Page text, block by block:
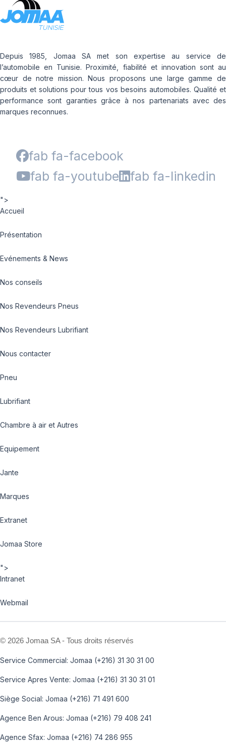
Depuis 1985, Jomaa SA met son expertise au service de
l’automobile en Tunisie. Proximité, fiabilité et innovation sont au
cœur de notre mission. Nous proposons une large gamme de
produits et solutions pour tous vos besoins automobiles. Qualité et
performance sont garanties grâce à nos partenariats avec des
marques reconnues.
fab fa-facebook
fab fa-youtube
fab fa-linkedin
">
Accueil
Présentation
Evénements & News
Nos conseils
Nos Revendeurs Pneus
Nos Revendeurs Lubrifiant
Nous contacter
Pneu
Lubrifiant
Chambre à air et Autres
Equipement
Jante
Marques
Extranet
Jomaa Store
">
Intranet
Webmail
© 2026 Jomaa SA - Tous droits réservés
Service Commercial: Jomaa (+216) 31 30 31 00
Service Apres Vente: Jomaa (+216) 31 30 31 01
Siège Social: Jomaa (+216) 71 491 600
Agence Ben Arous: Jomaa (+216) 79 408 241
Agence Sfax: Jomaa (+216) 74 286 955